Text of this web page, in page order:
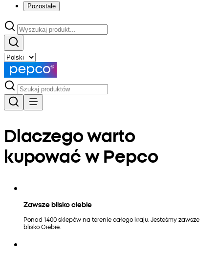
Pozostałe
Dlaczego warto
kupować w Pepco
Zawsze blisko ciebie
Ponad 1400 sklepów na terenie całego kraju. Jesteśmy zawsze
blisko Ciebie.